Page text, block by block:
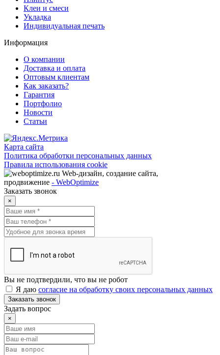
Клеи и смеси
Укладка
Индивидуальная печать
Информация
О компании
Доставка и оплата
Оптовым клиентам
Как заказать?
Гарантия
Портфолио
Новости
Статьи
Карта сайта
Политика обработки персональных данных
Правила использования cookie
Web-дизайн, создание сайта,
продвижение - WebOptimize
Заказать звонок
×
Вы не подтвердили, что вы не робот
Я даю согласие на обработку своих персональных данных
Заказать звонок
Задать вопрос
×